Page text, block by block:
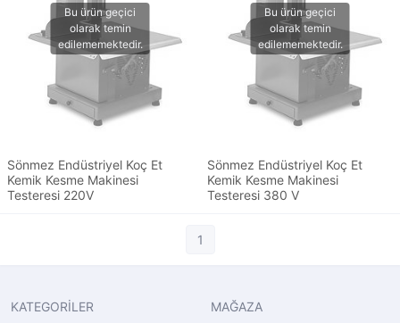
Sönmez Endüstriyel Koç Et
Kemik Kesme Makinesi
Testeresi 220V
Sönmez Endüstriyel Koç Et
Kemik Kesme Makinesi
Testeresi 380 V
1
KATEGORİLER
MAĞAZA